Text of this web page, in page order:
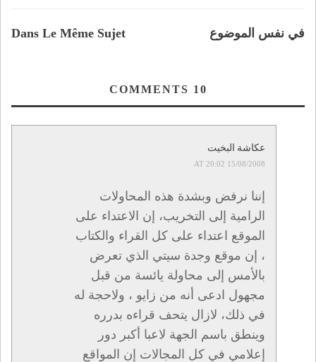
Dans Le Même Sujet في نفس الموضوع
10
عكاشة البخيت
15/08/2008 AT 20:02
إننا نرفض وبشدة هذه المحاولات
الرامية إلى التخريب، إن الاعتداء على
الموقع اعتداء على كل القراء والكتاب
، إن موقع وجدة سيتي الذي تعرض
بالأمس إلى محاولة يائسة من قبل
مجهول ادعى أنه من زايو ، ولاحجة له
في ذلك، لازال يتحف قراءه بدرره
وينطق باسم الجهة لاعبا أكبر دور
إعلامي في كل المجالات إن المواقع